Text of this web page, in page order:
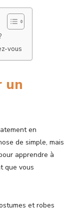
vous
un
en
de simple, mais
apprendre à
que vous
et robes